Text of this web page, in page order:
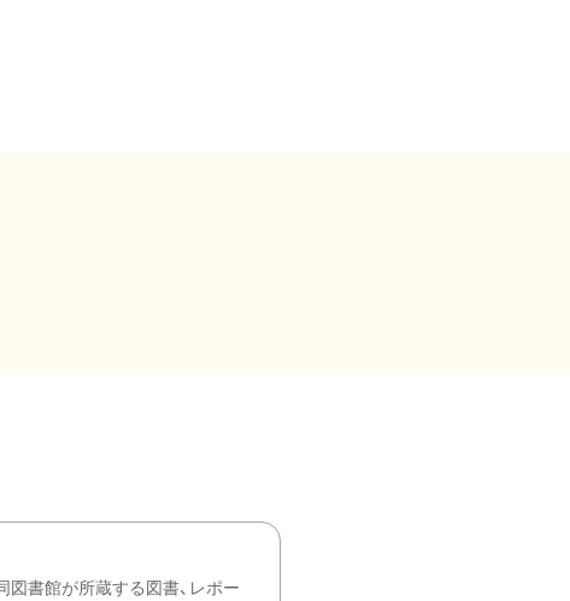
書館が所蔵する図書、レポー